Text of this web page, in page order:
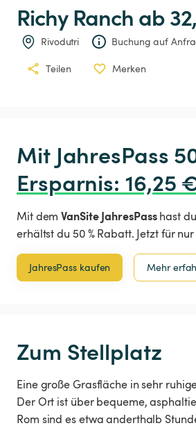
Richy Ranch ab
Rivodutri Buchung auf
Teilen Merken
Ersparnis: 16,25
Mit demVanSite JahresPasshast du
erhältst du 50 % Rabatt. Jetzt für
JahresPass kaufen Mehr
Zum Stellplatz
Eine große Grasfläche in sehr
Der Ort ist über bequeme,
Rom sind es etwa anderthalb